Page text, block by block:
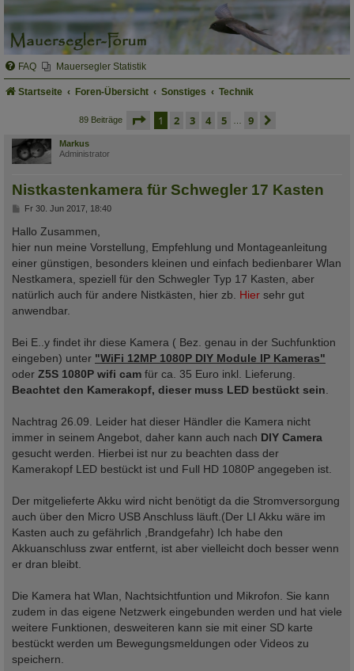
FAQ Mauersegler Statistik
Startseite Foren-Übersicht Sonstiges Technik
89 Beiträge seite 1 von 9
1 2 3 4 5 9
Markus
Administrator
Nistkastenkamera für Schwegler 17 Kasten
B
i
t
r
g
Fr 30. Jun 2017, 18:40
Hallo Zusammen,
hier nun meine Vorstellung, Empfehlung und Montageanleitung
einer günstigen, besonders kleinen und einfach bedienbarer Wlan
Nestkamera, speziell für den Schwegler Typ 17 Kasten, aber
natürlich auch für andere Nistkästen, hier zb. Hier sehr gut
anwendbar.
Bei E..y findet ihr diese Kamera ( Bez. genau in der Suchfunktion
eingeben) unter "WiFi 12MP 1080P DIY Module IP Kameras"
oder Z5S 1080P wifi cam für ca. 35 Euro inkl. Lieferung.
Beachtet den Kamerakopf, dieser muss LED bestückt sein
Nachtrag 26.09. Leider hat dieser Händler die Kamera nicht
immer in seinem Angebot, daher kann auch nach DIY Camera
gesucht werden. Hierbei ist nur zu beachten dass der
Kamerakopf LED bestückt ist und Full HD 1080P angegeben ist.
Der mitgelieferte Akku wird nicht benötigt da die Stromversorgung
auch über den Micro USB Anschluss läuft.(Der LI Akku wäre im
Kasten auch zu gefährlich ,Brandgefahr) Ich habe den
Akkuanschluss zwar entfernt, ist aber vielleicht doch besser wenn
er dran bleibt.
Die Kamera hat Wlan, Nachtsichtfuntion und Mikrofon. Sie kann
zudem in das eigene Netzwerk eingebunden werden und hat viele
weitere Funktionen, desweiteren kann sie mit einer SD karte
bestückt werden um Bewegungsmeldungen oder Videos zu
speichern.